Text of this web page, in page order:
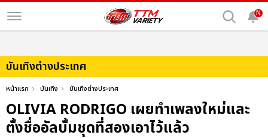
N
บันเทิงต่างประเทศ
หน้าแรก บันเทิง บันเทิงต่างประเทศ
OLIVIA RODRIGO เผยทำเพลงใหม่และ
ตั้งชื่ออัลบั้มชุดที่สองเอาไว้แล้ว